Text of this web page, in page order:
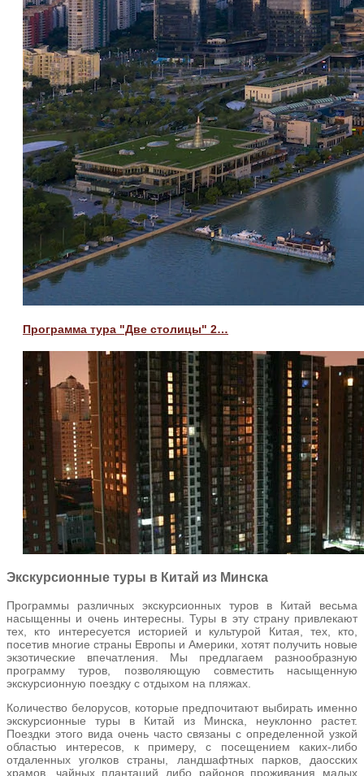
Программа тура "Две столицы" 2…
Экскурсионные туры в Китай из Минска
Программы различных экскурсионных туров в Китай весьма
насыщенны и очень интересны. Туры в эту страну привлекают
тех, кто интересуется историей и культурой Китая, тех, кто,
посетив многие страны Европы и Америки, хотят получить новые
экзотические впечатления. Мы предлагаем разнообразную
программу туров, позволяющую совместить насыщенную
экскурсионную поездку с отдыхом на пляжах.
Количество белорусов, которые предпочитают выбирать именно
экскурсионные туры в Китай из Минска, неуклонно растет.
Поездки этого вида очень часто связаны с определенной узкой
областью интересов, к примеру, с посещением каких-либо
отдаленных уголков страны, ландшафтных парков, даосских
храмов, чайных плантаций либо районов проживания малых